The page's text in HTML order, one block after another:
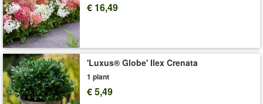
€ 16,49
'Luxus® Globe' Ilex Crenata
1 plant
€ 5,49